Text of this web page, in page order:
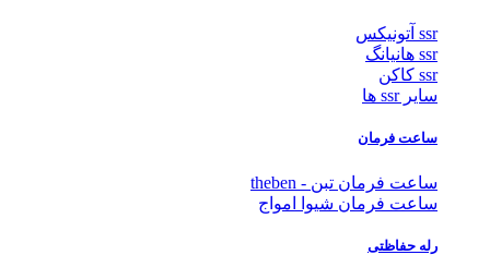
ssr آتونیکس
ssr هانیانگ
ssr کاکن
سایر ssr ها
ساعت فرمان
ساعت فرمان تبن - theben
ساعت فرمان شیوا امواج
رله حفاظتی